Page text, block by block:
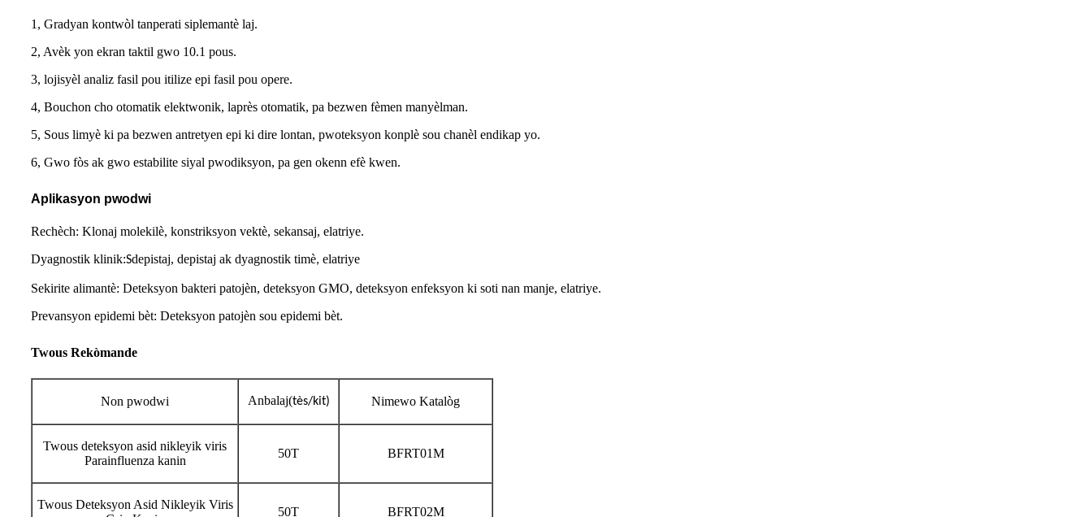
1, Gradyan kontwòl tanperati siplemantè laj.
2, Avèk yon ekran taktil gwo 10.1 pous.
3, lojisyèl analiz fasil pou itilize epi fasil pou opere.
4, Bouchon cho otomatik elektwonik, laprès otomatik, pa bezwen fèmen manyèlman.
5, Sous limyè ki pa bezwen antretyen epi ki dire lontan, pwoteksyon konplè sou chanèl endikap yo.
6, Gwo fòs ak gwo estabilite siyal pwodiksyon, pa gen okenn efè kwen.
Aplikasyon pwodwi
Rechèch: Klonaj molekilè, konstriksyon vektè, sekansaj, elatriye.
Dyagnostik klinik:Sdepistaj, depistaj ak dyagnostik timè, elatriye
Sekirite alimantè: Deteksyon bakteri patojèn, deteksyon GMO, deteksyon enfeksyon ki soti nan manje, elatriye.
Prevansyon epidemi bèt: Deteksyon patojèn sou epidemi bèt.
Twous Rekòmande
Non pwodwi Anbalaj(tès/kit) Nimewo Katalòg
Twous deteksyon asid nikleyik viris
Parainfluenza kanin
50T BFRT01M
Twous Deteksyon Asid Nikleyik Viris
50T BFRT02M